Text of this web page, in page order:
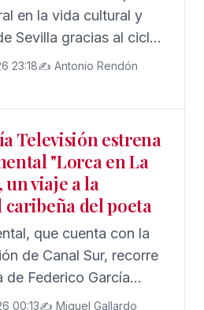
en la vida cultural y
Sevilla gracias al ciclo
promovido por el
y celebrado en la
23:18✍️ Antonio Rendón
Televisión estrena
"Lorca en La
un viaje a la
del poeta
que cuenta con la
de Canal Sur, recorre
de Federico García
en 1930 y
00:13✍️ Miguel Gallardo